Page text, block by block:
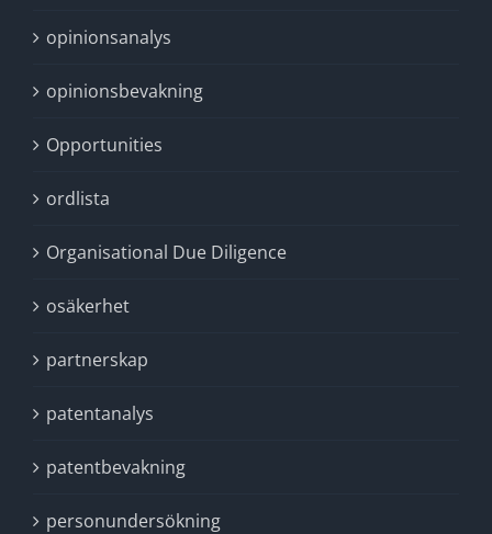
opinionsanalys
opinionsbevakning
Opportunities
ordlista
Organisational Due Diligence
osäkerhet
partnerskap
patentanalys
patentbevakning
personundersökning